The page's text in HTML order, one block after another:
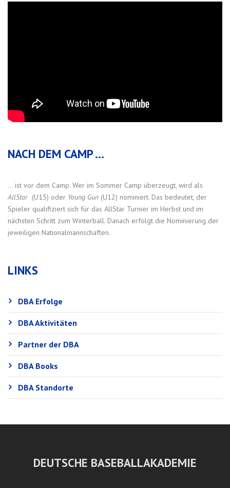
NACH DEM CAMP ...
… ist vor dem Camp. Wer im Sommer Camp überzeugt, wird als
AllStar (U15) oder Young Gun (U12) nominiert. Das bedeutet, der
Spieler qualifiziert sich für das AllStar Turnier im Herbst und im
nächsten Schritt zum Winterball. Danach erfolgt die Nominierung der
jeweiligen Nationalmannschaften.
LINKS
DBA Erfolge
DBA Aktivitäten
Partner der DBA
DBA Books
DBA Standorte
DEUTSCHE BASEBALLAKADEMIE